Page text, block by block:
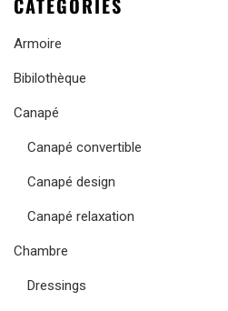
CATEGORIES
Armoire
Bibilothèque
Canapé
Canapé convertible
Canapé design
Canapé relaxation
Chambre
Dressings